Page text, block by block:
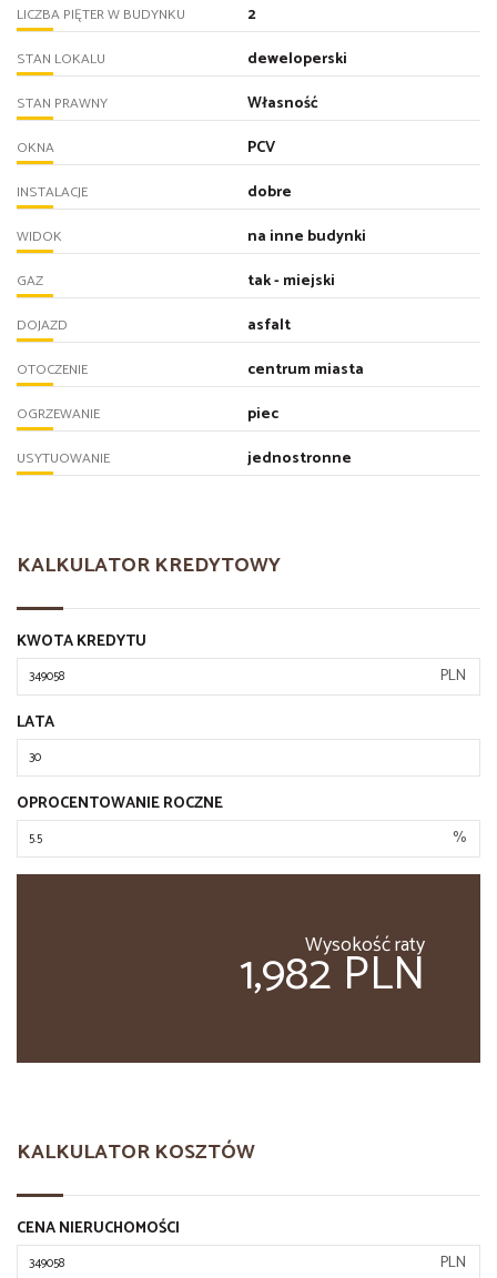
LICZBA PIĘTER W BUDYNKU 2
STAN LOKALU deweloperski
STAN PRAWNY Własność
OKNA PCV
INSTALACJE dobre
WIDOK na inne budynki
GAZ tak - miejski
DOJAZD asfalt
OTOCZENIE centrum miasta
OGRZEWANIE piec
USYTUOWANIE jednostronne
KALKULATOR KREDYTOWY
KWOTA KREDYTU
PLN
LATA
OPROCENTOWANIE ROCZNE
%
Wysokość raty
1,982 PLN
KALKULATOR KOSZTÓW
CENA NIERUCHOMOŚCI
PLN